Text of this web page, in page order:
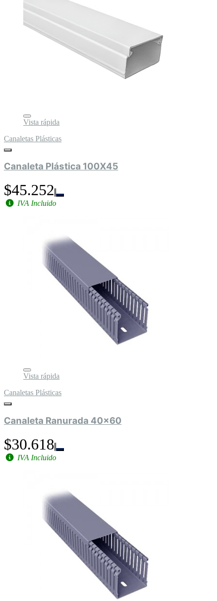
Vista rápida
Canaletas Plásticas
Canaleta Plástica 100X45
$45.252
IVA Incluido
Vista rápida
Canaletas Plásticas
Canaleta Ranurada 40x60
$30.618
IVA Incluido